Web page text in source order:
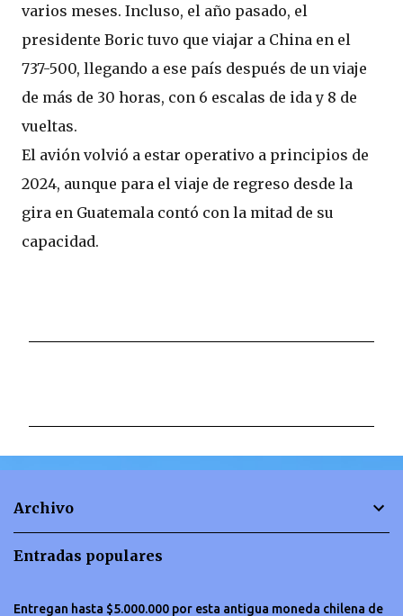
varios meses. Incluso, el año pasado, el
presidente Boric tuvo que viajar a China en el
737-500, llegando a ese país después de un viaje
de más de 30 horas, con 6 escalas de ida y 8 de
vueltas.
El avión volvió a estar operativo a principios de
2024, aunque para el viaje de regreso desde la
gira en Guatemala contó con la mitad de su
capacidad.
n
Archivo
Entradas populares
Entregan hasta $5.000.000 por esta antigua moneda chilena de